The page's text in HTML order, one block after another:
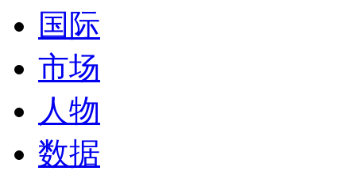
国际
市场
人物
数据